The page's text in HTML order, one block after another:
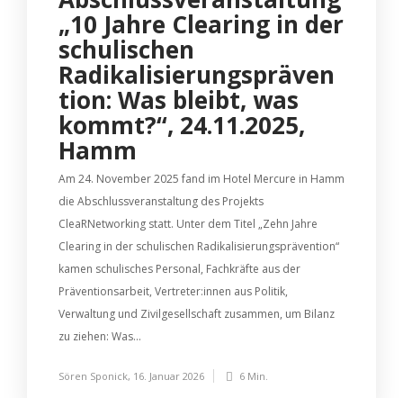
„10 Jahre Clearing in der
schulischen
Radikalisierungspräven
tion: Was bleibt, was
kommt?“, 24.11.2025,
Hamm
Am 24. November 2025 fand im Hotel Mercure in Hamm
die Abschlussveranstaltung des Projekts
CleaRNetworking statt. Unter dem Titel „Zehn Jahre
Clearing in der schulischen Radikalisierungsprävention“
kamen schulisches Personal, Fachkräfte aus der
Präventionsarbeit, Vertreter:innen aus Politik,
Verwaltung und Zivilgesellschaft zusammen, um Bilanz
zu ziehen: Was...
Sören Sponick, 16. Januar 2026 6 Min.